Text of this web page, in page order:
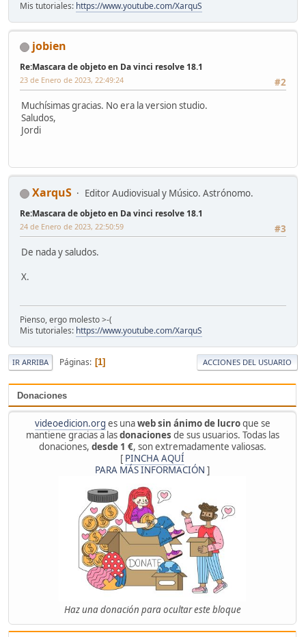
Donaciones
videoedicion.org es unaweb sin ánimo de lucroque se
mantiene gracias a lasdonaciones de sus usuarios. Todas las
donaciones, desde 1 €, son extremadamente valiosas.
[ PINCHA AQUÍ
PARA MÁS INFORMACIÓN ]
Haz una donación para ocultar este bloque
Mis tutoriales: https://www.youtube.com/XarquS
jobien
Re:Mascara de objeto en Da vinci resolve 18.1
#2
23 de Enero de 2023, 22:49:24
Muchísimas gracias. No era la version studio.
Saludos,
Jordi
XarquS Editor Audiovisual y Músico. Astrónomo.
Re:Mascara de objeto en Da vinci resolve 18.1
#3
24 de Enero de 2023, 22:50:59
De nada y saludos.
X.
Pienso, ergo molesto >-(
Mis tutoriales: https://www.youtube.com/XarquS
IR ARRIBA Páginas 1 ACCIONES DEL USUARIO